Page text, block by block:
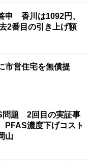
申 香川は1092円、
2番目の引き上げ額
市営住宅を無償提
問題 2回目の実証事
濃度下げコスト
山